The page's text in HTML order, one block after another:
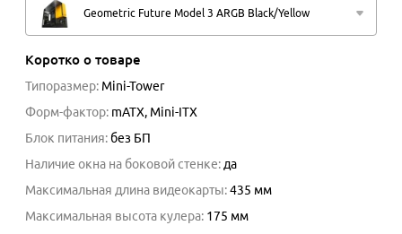
Geometric Future Model 3 ARGB Black/Yellow
Коротко о товаре
Типоразмер: Mini-Tower
Форм-фактор: mATX, Mini-ITX
Блок питания: без БП
Наличие окна на боковой стенке: да
Максимальная длина видеокарты:435 мм
Максимальная высота кулера: 175 мм